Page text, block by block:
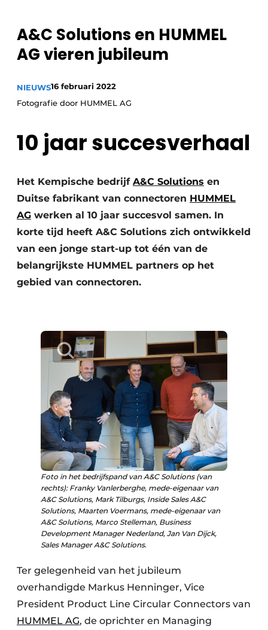
Vacature aanmelden
Vacatures
A&C Solutions en HUMMEL
AG vieren jubileum
NIEUWS16 februari 2022
Fotografie door HUMMEL AG
10 jaar succesverhaal
Het Kempische bedrijf A&C Solutions en
Duitse fabrikant van connectoren HUMMEL
AG werken al 10 jaar succesvol samen. In
korte tijd heeft A&C Solutions zich ontwikkeld
van een jonge start-up tot één van de
belangrijkste HUMMEL partners op het
gebied van connectoren.
Foto in het bedrijfspand van A&C Solutions (van
rechts): Franky Vanlerberghe, mede-eigenaar van
A&C Solutions, Mark Tilburgs, Inside Sales A&C
Solutions, Maarten Voermans, mede-eigenaar van
A&C Solutions, Marco Stelleman, Business
Development Manager Nederland, Jan Van Dijck,
Sales Manager A&C Solutions.
Ter gelegenheid van het jubileum
overhandigde Markus Henninger, Vice
President Product Line Circular Connectors van
HUMMEL AG, de oprichter en Managing